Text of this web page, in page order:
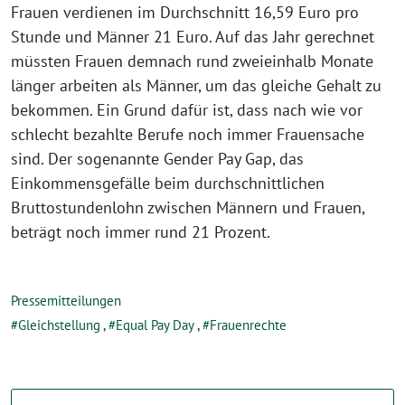
Frauen verdienen im Durchschnitt 16,59 Euro pro
Stunde und Männer 21 Euro. Auf das Jahr gerechnet
müssten Frauen demnach rund zweieinhalb Monate
länger arbeiten als Männer, um das gleiche Gehalt zu
bekommen. Ein Grund dafür ist, dass nach wie vor
schlecht bezahlte Berufe noch immer Frauensache
sind. Der sogenannte Gender Pay Gap, das
Einkommensgefälle beim durchschnittlichen
Bruttostundenlohn zwischen Männern und Frauen,
beträgt noch immer rund 21 Prozent.
Pressemitteilungen
Gleichstellung , Equal Pay Day, Frauenrechte